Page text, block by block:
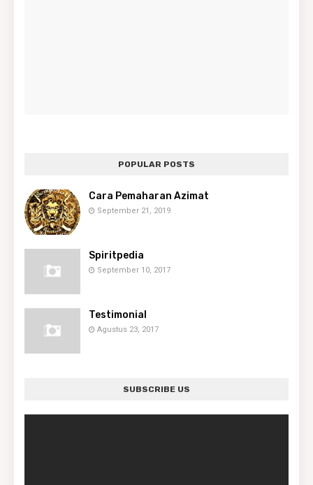
POPULAR POSTS
Cara Pemaharan Azimat
September 21, 2019
Spiritpedia
September 10, 2017
Testimonial
Agustus 23, 2017
SUBSCRIBE US